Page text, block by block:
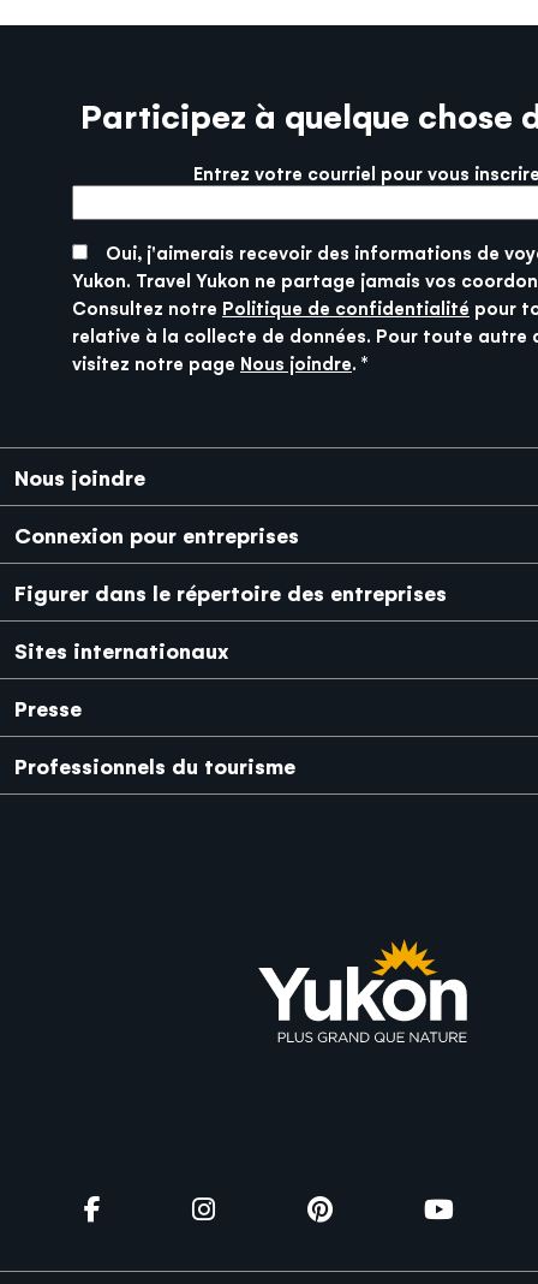
Participez à quelque chose
Entrez votre courriel pour vous
Oui, j'aimerais recevoir des informations de
Yukon. Travel Yukon ne partage jamais vos
Consultez notre Politique de confidentialité pour
relative à la collecte de données. Pour toute autre
visitez notre page Nous joindre.
Pied de page
Nous joindre
Connexion pour entreprises
Figurer dans le répertoire des entreprises
Sites internationaux
Japanese
Presse
Professionnels du tourisme